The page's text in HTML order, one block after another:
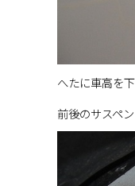
へたに車高を
前後のサスペ